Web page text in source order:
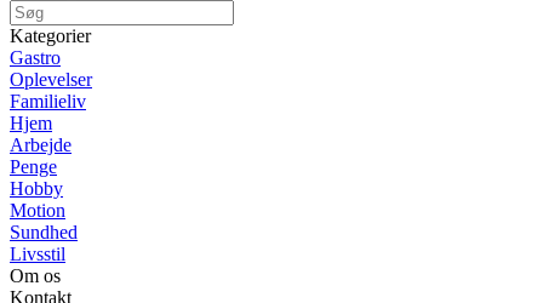
Kategorier
Gastro
Oplevelser
Familieliv
Hjem
Arbejde
Penge
Hobby
Motion
Sundhed
Livsstil
Om os
Kontakt